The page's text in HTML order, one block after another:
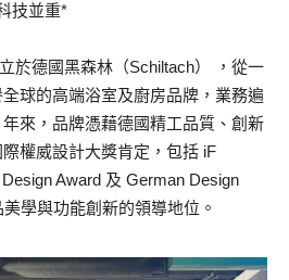
技並重*
於德國黑森林（Schiltach） ，從一
球的高端浴室及廚房品牌，業務遍
來，品牌憑藉德國精工品質、創新
權威設計大獎肯定，包括 iF
Award 及 German Design
學與功能創新的領導地位。